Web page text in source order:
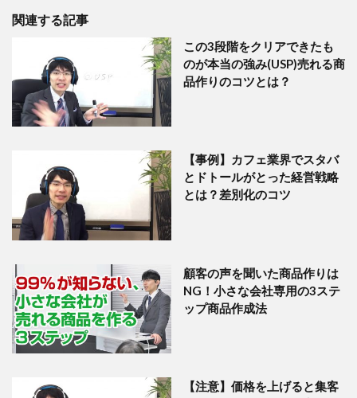
関連する記事
この3段階をクリアできたも
のが本当の強み(USP)売れる商
品作りのコツとは？
【事例】カフェ業界でスタバ
とドトールがとった経営戦略
とは？差別化のコツ
顧客の声を聞いた商品作りは
NG！小さな会社専用の3ステ
ップ商品作成法
【注意】価格を上げると集客